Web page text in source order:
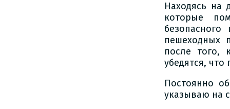
Находясь на
которые
пешеходных
после того,
убедятся, что
Постоянно
указываю на